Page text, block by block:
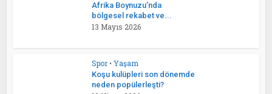
Afrika Boynuzu’nda
bölgesel rekabet ve...
13 Mayıs 2026
Spor • Yaşam
Koşu kulüpleri son dönemde
neden popülerleşti?